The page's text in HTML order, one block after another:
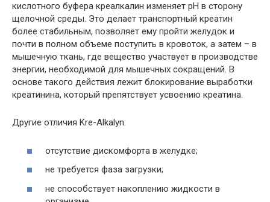
кислотного буфера креалкалин изменяет pH в сторону
щелочной среды. Это делает транспортный креатин
более стабильным, позволяет ему пройти желудок и
почти в полном объеме поступить в кровоток, а затем – в
мышечную ткань, где вещество участвует в производстве
энергии, необходимой для мышечных сокращений. В
основе такого действия лежит блокирование выработки
креатинина, который препятствует усвоению креатина.
Другие отличия Kre-Alkalyn:
отсутствие дискомфорта в желудке;
не требуется фаза загрузки;
не способствует накоплению жидкости в